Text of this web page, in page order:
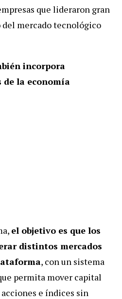
que lideraron gran
mercado tecnológico
incorpora
de la economía
el objetivo es que los
distintos mercados
, con un sistema
permita mover capital
e índices sin